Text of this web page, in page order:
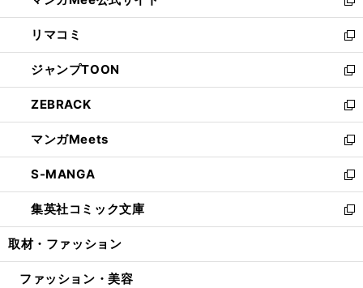
ウ
で
開
く
ン
ド
ウ
で
開
く
い
ウ
ィ
ン
ド
ウ
で
開
く
新
し
い
ウ
ィ
ン
ド
ウ
で
開
く
リマコミ
新
し
い
ウ
ィ
ン
ド
ウ
で
開
く
ジャンプTOON
新
し
い
ウ
ィ
ン
ド
ウ
で
開
ZEBRACK
新
し
い
ウ
ィ
ン
ド
ウ
開
マンガMeets
新
し
い
ウ
ィ
ン
ウ
S-MANGA
新
し
い
ウ
ン
集英社コミック文庫
新
し
ウ
取材・ファッション
ファッション・美容